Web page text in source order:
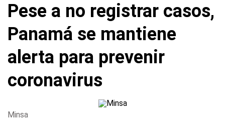
Pese a no registrar casos,
Panamá se mantiene
alerta para prevenir
coronavirus
Minsa